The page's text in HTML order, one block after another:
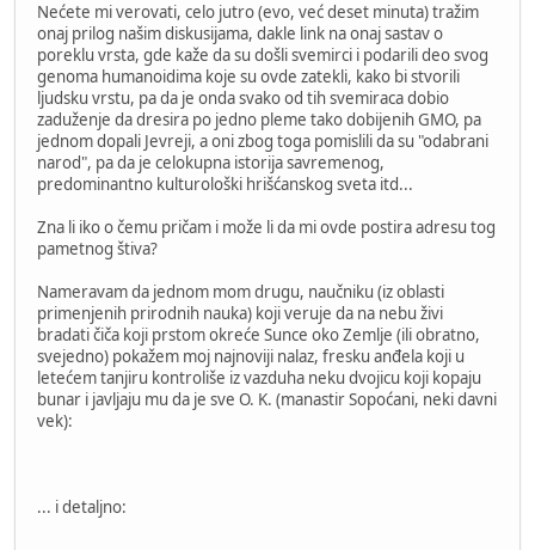
Nećete mi verovati, celo jutro (evo, već deset minuta) tražim
onaj prilog našim diskusijama, dakle link na onaj sastav o
poreklu vrsta, gde kaže da su došli svemirci i podarili deo svog
genoma humanoidima koje su ovde zatekli, kako bi stvorili
ljudsku vrstu, pa da je onda svako od tih svemiraca dobio
zaduženje da dresira po jedno pleme tako dobijenih GMO, pa
jednom dopali Jevreji, a oni zbog toga pomislili da su "odabrani
narod", pa da je celokupna istorija savremenog,
predominantno kulturološki hrišćanskog sveta itd...
Zna li iko o čemu pričam i može li da mi ovde postira adresu tog
pametnog štiva?
Nameravam da jednom mom drugu, naučniku (iz oblasti
primenjenih prirodnih nauka) koji veruje da na nebu živi
bradati čiča koji prstom okreće Sunce oko Zemlje (ili obratno,
svejedno) pokažem moj najnoviji nalaz, fresku anđela koji u
letećem tanjiru kontroliše iz vazduha neku dvojicu koji kopaju
bunar i javljaju mu da je sve O. K. (manastir Sopoćani, neki davni
vek):
... i detaljno: